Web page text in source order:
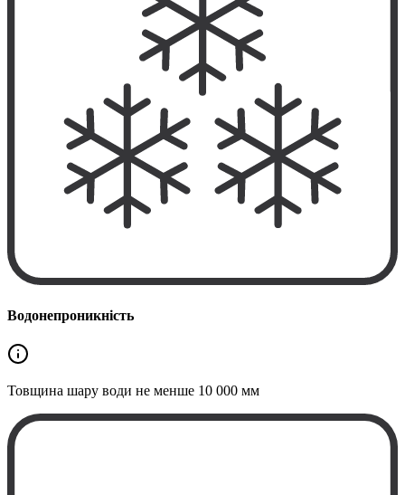
Водонепроникність
Товщина шару води не менше 10 000 мм